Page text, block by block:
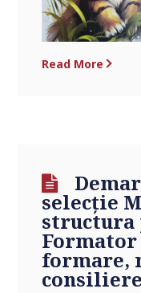
Read More
selecție
formare,